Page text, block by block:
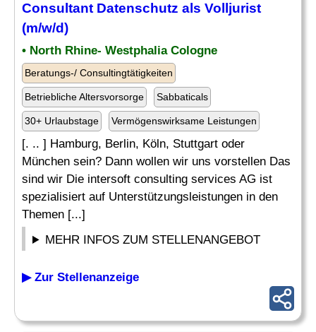
Consultant Datenschutz als Volljurist
(m/w/d)
• North Rhine- Westphalia Cologne
Beratungs-/ Consultingtätigkeiten
Betriebliche Altersvorsorge Sabbaticals
30+ Urlaubstage Vermögenswirksame Leistungen
[. .. ] Hamburg, Berlin, Köln, Stuttgart oder
München sein? Dann wollen wir uns vorstellen Das
sind wir Die intersoft consulting services AG ist
spezialisiert auf Unterstützungsleistungen in den
Themen [...]
MEHR INFOS ZUM STELLENANGEBOT
▶ Zur Stellenanzeige